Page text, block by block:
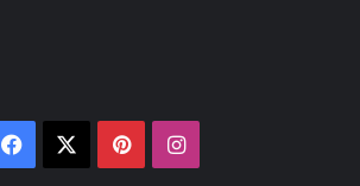
Facebook PinterestInstagram